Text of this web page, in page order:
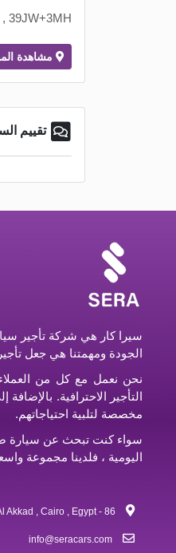
39JW+3MH , مدينة نصر , EG
مشاهدة
تقييم
سيرا كار هي شركة تأجير
الجودة ومهمتنا هي جعل
نحن نعمل مع كل من
التأجير الاحترافية.
مخصصة لتلبية احتياجاتهم.
سواء كنت تبحث عن سيارة
اليومية ، فلدينا مجموعة
info@seracars.com